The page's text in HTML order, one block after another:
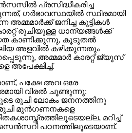
പ്രസിദ്ധീകരിച്ച
ഗർഭാവസ്ഥയിൽ സ്ഥിരമായി
അമ്മമാർക്ക് ജനിച്ച കുട്ടികൾ
രുചിയുള്ള ധാന്യങ്ങൾക്ക്
കാണിക്കുന്നു, കൂടുതൽ
അളവിൽ കഴിക്കുന്നതും
അമ്മമാർ കാരറ്റ് ജ്യൂസ്
അപേക്ഷിച്ച്.
പക്ഷേ അവ ഒരേ
വിരൽ ചൂണ്ടുന്നു:
രുചി ലോകം ജനനത്തിനു
രുചി മുൻഗണനകളെ
മറിച്ച്
പഠനത്തിലൂടെയാണ്.